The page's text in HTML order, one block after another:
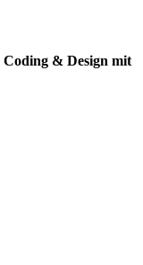
Coding & Design mit